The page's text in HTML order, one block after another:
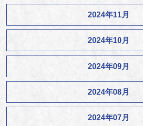
2024年11月
2024年10月
2024年09月
2024年08月
2024年07月